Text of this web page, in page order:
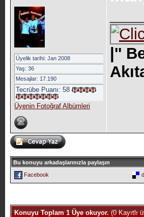
Üyelik tarihi: Jan 2008
Yaş: 36
Mesajlar: 17.190
Tecrübe Puanı: 58
Üyenin Fotoğraf Albümleri
|''
Bu konuyu arkadaşlarınızla paylaşın
Facebook
Konuyu Toplam 1 Üye okuyor.(0 Kayıtlı